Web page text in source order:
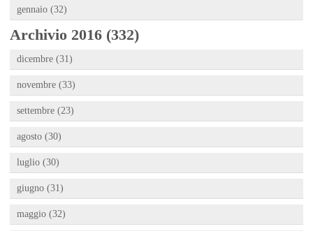
gennaio (32)
Archivio 2016 (332)
dicembre (31)
novembre (33)
settembre (23)
agosto (30)
luglio (30)
giugno (31)
maggio (32)